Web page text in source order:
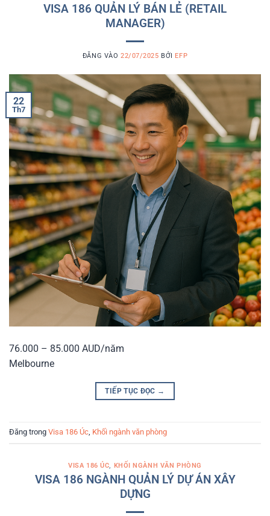
VISA 186 QUẢN LÝ BÁN LẺ (RETAIL
MANAGER)
ĐĂNG VÀO 22/07/2025 BỞI EFP
22
Th7
76.000 – 85.000 AUD/năm
Melbourne
TIẾP TỤC ĐỌC →
Đăng trong Visa 186 Úc, Khối ngành văn phòng
VISA 186 ÚC, KHỐI NGÀNH VĂN PHÒNG
VISA 186 NGÀNH QUẢN LÝ DỰ ÁN XÂY
DỰNG